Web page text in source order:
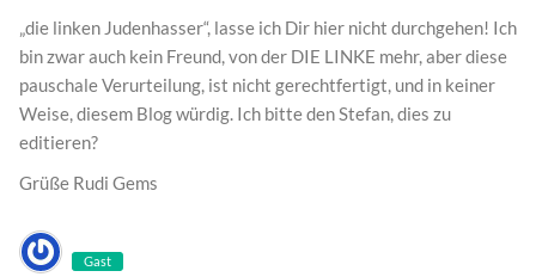
„die linken Judenhasser“, lasse ich Dir hier nicht durchgehen! Ich
bin zwar auch kein Freund, von der DIE LINKE mehr, aber diese
pauschale Verurteilung, ist nicht gerechtfertigt, und in keiner
Weise, diesem Blog würdig. Ich bitte den Stefan, dies zu
editieren?
Grüße Rudi Gems
Gast